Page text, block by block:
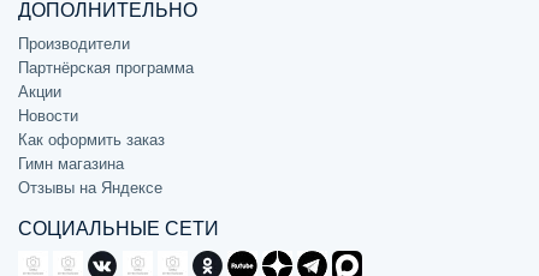
ДОПОЛНИТЕЛЬНО
Производители
Партнёрская программа
Акции
Новости
Как оформить заказ
Гимн магазина
Отзывы на Яндексе
СОЦИАЛЬНЫЕ СЕТИ